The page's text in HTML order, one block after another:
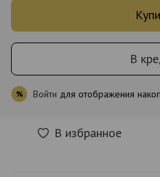
В
% Войти для отображения
В избранное